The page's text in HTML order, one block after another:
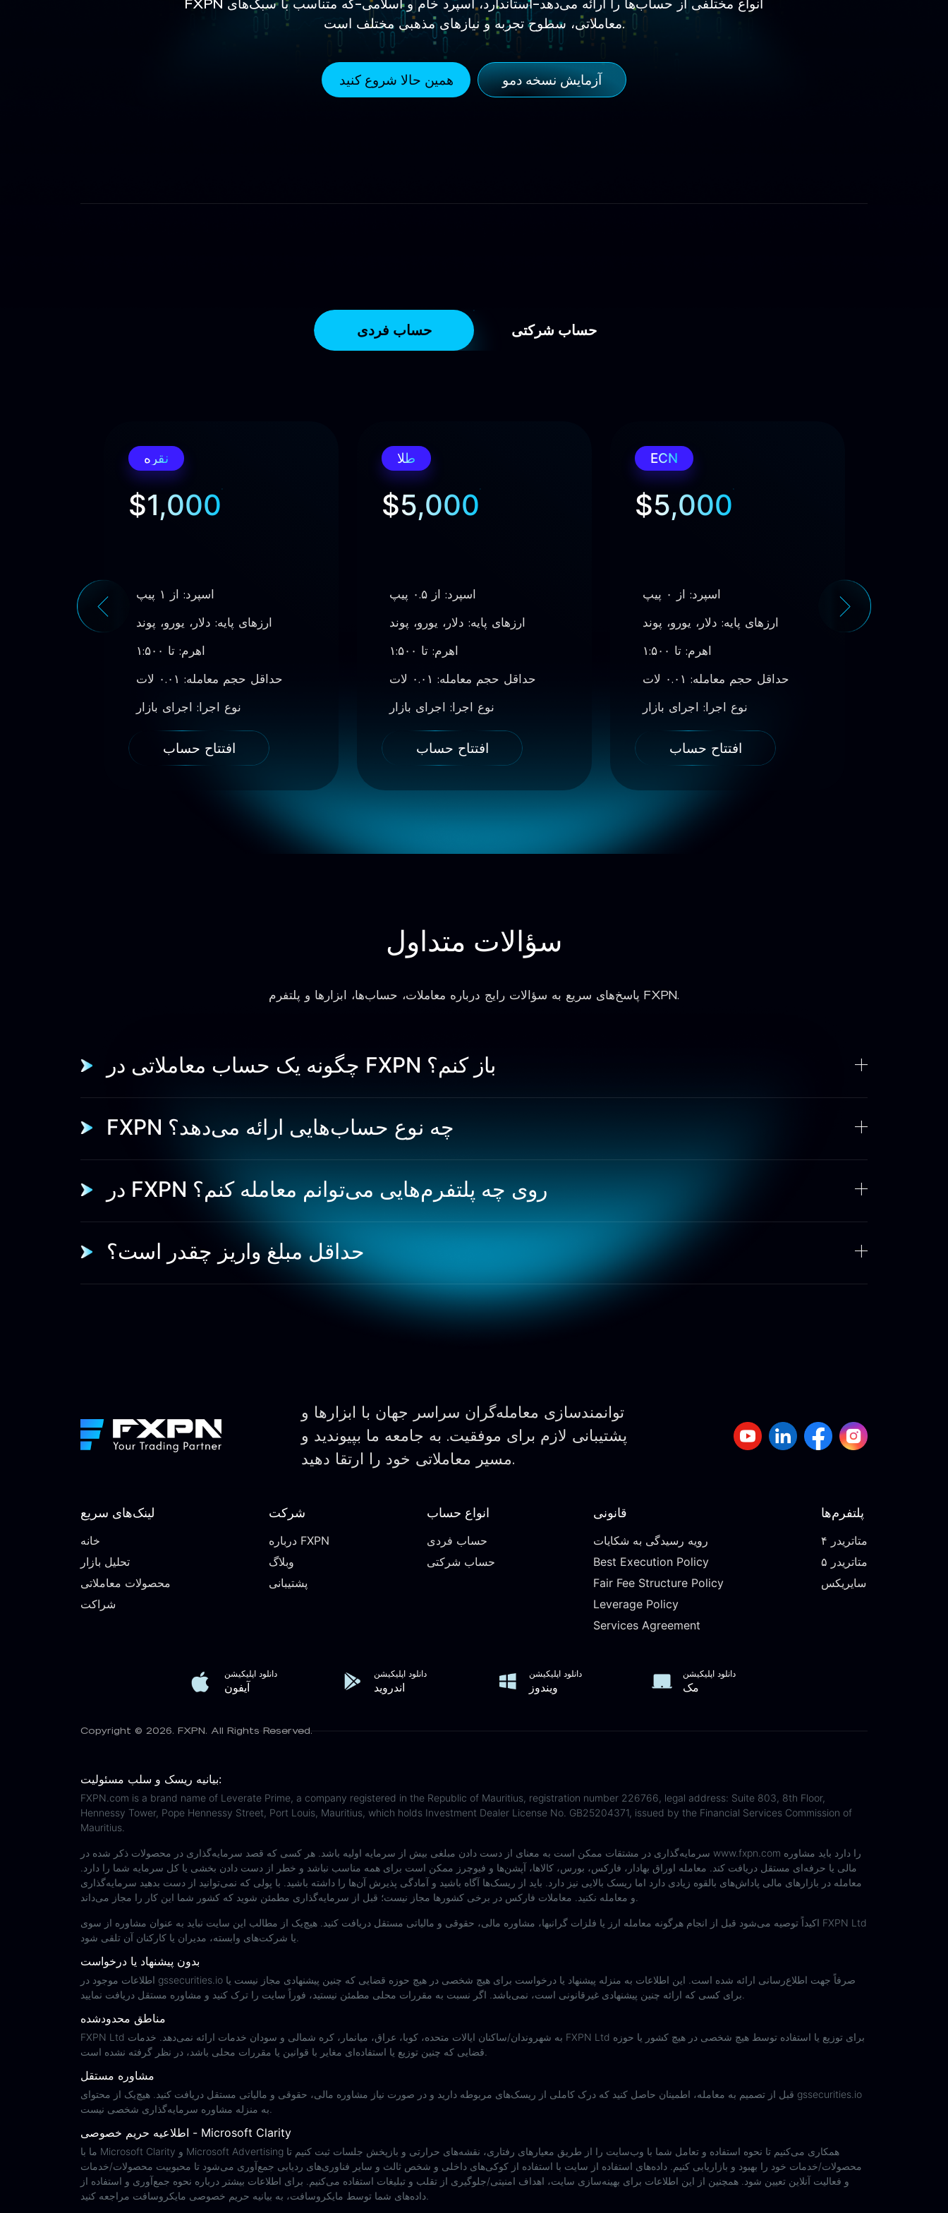
FXPN انواع مختلفی از حساب‌ها را ارائه می‌دهد—استاندارد، اسپرد خام و اسلامی—که متناسب با سبک‌های
معاملاتی، سطوح تجربه و نیازهای مذهبی مختلف است.
همین حالا شروع کنید آزمایش نسخه دمو
حساب فردی حساب شرکتی
نقره
$1,000
اسپرد: از ۱ پیپ
ارزهای پایه: دلار، یورو، پوند
اهرم: تا ۱:۵۰۰
حداقل حجم معامله: ۰.۰۱ لات
نوع اجرا: اجرای بازار
افتتاح حساب
طلا
$5,000
اسپرد: از ۰.۵ پیپ
ارزهای پایه: دلار، یورو، پوند
اهرم: تا ۱:۵۰۰
حداقل حجم معامله: ۰.۰۱ لات
نوع اجرا: اجرای بازار
افتتاح حساب
ECN
$5,000
اسپرد: از ۰ پیپ
ارزهای پایه: دلار، یورو، پوند
اهرم: تا ۱:۵۰۰
حداقل حجم معامله: ۰.۰۱ لات
نوع اجرا: اجرای بازار
افتتاح حساب
سؤالات متداول
پاسخ‌های سریع به سؤالات رایج درباره معاملات، حساب‌ها، ابزارها و پلتفرم FXPN.
چگونه یک حساب معاملاتی در FXPN باز کنم؟
FXPN چه نوع حساب‌هایی ارائه می‌دهد؟
در FXPN روی چه پلتفرم‌هایی می‌توانم معامله کنم؟
حداقل مبلغ واریز چقدر است؟
توانمندسازی معامله‌گران سراسر جهان با ابزارها و
پشتیبانی لازم برای موفقیت. به جامعه ما بپیوندید و
مسیر معاملاتی خود را ارتقا دهید.
لینک‌های سریع
خانه
تحلیل بازار
محصولات معاملاتی
شراکت
شرکت
درباره FXPN
وبلاگ
پشتیبانی
انواع حساب
حساب فردی
حساب شرکتی
قانونی
رویه رسیدگی به شکایات
Best Execution Policy
Fair Fee Structure Policy
Leverage Policy
Services Agreement
پلتفرم‌ها
متاتریدر ۴
متاتریدر ۵
سایریکس
دانلود اپلیکیشن
آیفون
دانلود اپلیکیشن
اندروید
دانلود اپلیکیشن
ویندوز
دانلود اپلیکیشن
مک
Copyright © 2026. FXPN. All Rights Reserved.
بیانیه ریسک و سلب مسئولیت:
FXPN.com is a brand name of Leverate Prime, a company registered in the Republic of Mauritius, registration number 226766, legal address: Suite 803, 8th Floor,
Hennessy Tower, Pope Hennessy Street, Port Louis, Mauritius, which holds Investment Dealer License No. GB25204371, issued by the Financial Services Commission of
Mauritius.
سرمایه‌گذاری در مشتقات ممکن است به معنای از دست دادن مبلغی بیش از سرمایه اولیه باشد. هر کسی که قصد سرمایه‌گذاری در محصولات ذکر شده در www.fxpn.com را دارد باید مشاوره
مالی یا حرفه‌ای مستقل دریافت کند. معامله اوراق بهادار، فارکس، بورس، کالاها، آپشن‌ها و فیوچرز ممکن است برای همه مناسب نباشد و خطر از دست دادن بخشی یا کل سرمایه شما را دارد.
معامله در بازارهای مالی پاداش‌های بالقوه زیادی دارد اما ریسک بالایی نیز دارد. باید از ریسک‌ها آگاه باشید و آمادگی پذیرش آن‌ها را داشته باشید. با پولی که نمی‌توانید از دست بدهید سرمایه‌گذاری
اکیداً توصیه می‌شود قبل از انجام هرگونه معامله ارز یا فلزات گرانبها، مشاوره مالی، حقوقی و مالیاتی مستقل دریافت کنید. هیچ‌یک از مطالب این سایت نباید به عنوان مشاوره از سوی FXPN Ltd
بدون پیشنهاد یا درخواست
اطلاعات موجود در gssecurities.io صرفاً جهت اطلاع‌رسانی ارائه شده است. این اطلاعات به منزله پیشنهاد یا درخواست برای هیچ شخصی در هیچ حوزه قضایی که چنین پیشنهادی مجاز نیست یا
مناطق محدودشده
FXPN Ltd به شهروندان/ساکنان ایالات متحده، کوبا، عراق، میانمار، کره شمالی و سودان خدمات ارائه نمی‌دهد. خدمات FXPN Ltd برای توزیع یا استفاده توسط هیچ شخصی در هیچ کشور یا حوزه
مشاوره مستقل
قبل از تصمیم به معامله، اطمینان حاصل کنید که درک کاملی از ریسک‌های مربوطه دارید و در صورت نیاز مشاوره مالی، حقوقی و مالیاتی مستقل دریافت کنید. هیچ‌یک از محتوای gssecurities.io
اطلاعیه حریم خصوصی - Microsoft Clarity
ما با Microsoft Clarity و Microsoft Advertising همکاری می‌کنیم تا نحوه استفاده و تعامل شما با وب‌سایت را از طریق معیارهای رفتاری، نقشه‌های حرارتی و بازپخش جلسات ثبت کنیم تا
محصولات/خدمات خود را بهبود و بازاریابی کنیم. داده‌های استفاده از سایت با استفاده از کوکی‌های داخلی و شخص ثالث و سایر فناوری‌های ردیابی جمع‌آوری می‌شود تا محبوبیت محصولات/خدمات
و فعالیت آنلاین تعیین شود. همچنین از این اطلاعات برای بهینه‌سازی سایت، اهداف امنیتی/جلوگیری از تقلب و تبلیغات استفاده می‌کنیم. برای اطلاعات بیشتر درباره نحوه جمع‌آوری و استفاده از